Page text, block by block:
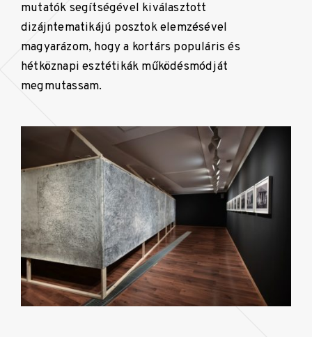
mutatók segítségével kiválasztott
dizájntematikájú posztok elemzésével
magyarázom, hogy a kortárs populáris és
hétköznapi esztétikák működésmódját
megmutassam.